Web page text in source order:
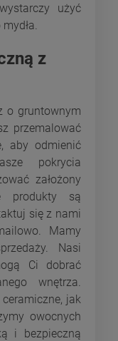
użyć
z
o gruntownym
przemalować
aby odmienić
pokrycia
założony
produkty są
się z nami
Mamy
Nasi
Ci dobrać
wnętrza.
jak
owocnych
i bezpieczną